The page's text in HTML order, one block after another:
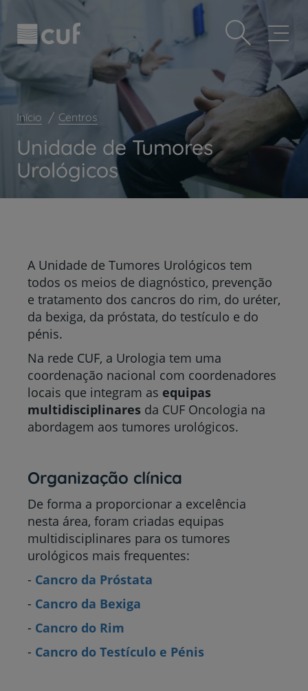
este
inclui
um
sistema
acessibilidade.
para
conteúdo
principal
Prevenção e bem-estar
Grandes Áreas da Saúde
Serviços CUF
My CUF
Clientes e acompanhantes
CUF Academic Center
Para profissionais
Início Centros
Unidade de Tumores
Urológicos
A Unidade de Tumores Urológicos tem
todos os meios de diagnóstico, prevenção
e tratamento dos cancros do rim, do uréter,
da bexiga, da próstata, do testículo e do
pénis.
Na rede CUF, a Urologia tem uma
coordenação nacional com coordenadores
locais que integram as equipas
multidisciplinares da CUF Oncologia na
abordagem aos tumores urológicos.
Organização clínica
De forma a proporcionar a excelência
nesta área, foram criadas equipas
multidisciplinares para os tumores
urológicos mais frequentes:
- Cancro da Próstata
- Cancro da Bexiga
- Cancro do Rim
- Cancro do Testículo e Pénis